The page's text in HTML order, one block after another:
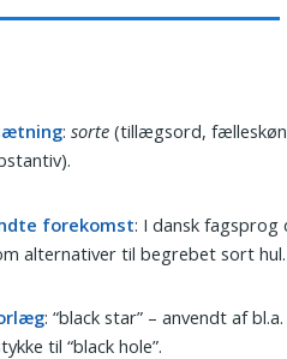
:sorte (tillægsord,
forekomst: I dansk fagsprog
alternativer til begrebet sort hul.
: “black star” – anvendt af
til “black hole”.